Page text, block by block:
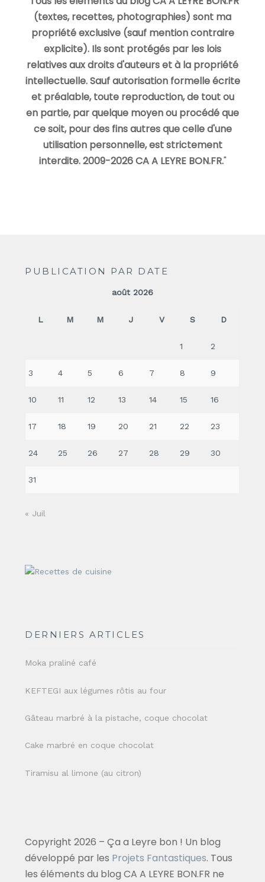
(textes, recettes, photographies) sont ma
propriété exclusive (sauf mention contraire
explicite). Ils sont protégés par les lois
relatives aux droits d'auteurs et à la propriété
intellectuelle. Sauf autorisation formelle écrite
et préalable, toute reproduction, de tout ou
en partie, par quelque moyen ou procédé que
ce soit, pour des fins autres que celle d'une
utilisation personnelle, est strictement
interdite. 2009-2026 CA A LEYRE BON.FR."
PUBLICATION PAR DATE
août 2026
L M M J V S D
1 2
3 4 5 6 7 8 9
10 11 12 13 14 15 16
17 18 19 20 21 22 23
24 25 26 27 28 29 30
31
« Juil
DERNIERS ARTICLES
Moka praliné café
KEFTEGI aux légumes rôtis au four
Gâteau marbré à la pistache, coque chocolat
Cake marbré en coque chocolat
Tiramisu al limone (au citron)
Copyright 2026 – Ça a Leyre bon ! Un blog
développé par les Projets Fantastiques. Tous
les éléments du blog CA A LEYRE BON.FR ne